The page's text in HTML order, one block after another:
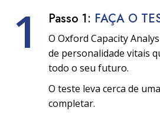
1 Passo 1: FAÇA O
O Oxford Capacity
de personalidade vitais
todo o seu futuro.
O teste leva cerca de
completar.